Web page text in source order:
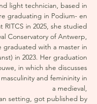
light technician, based in
graduating in Podium- en
RITCS in 2025, she studied
Conservatory of Antwerp,
graduated with a master in
in 2023. Her graduation
in which she discusses
and femininity in
a medieval,
setting, got published by